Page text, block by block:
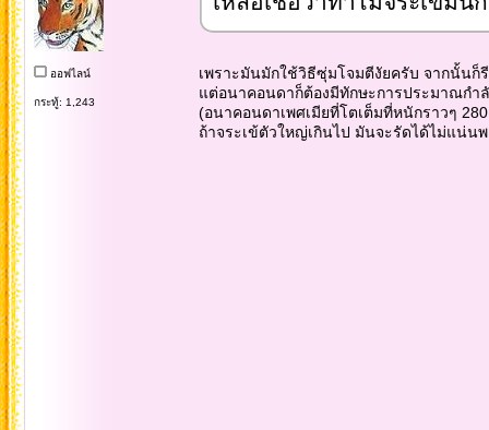
ออฟไลน์
กระทู้: 1,243
เพราะมันมักใช้วิธีซุ่มโจมตีงัยครับ จากนั้นก็
แต่อนาคอนดาก็ต้องมีทักษะการประมาณกำ
(อนาคอนดาเพศเมียที่โตเต็มที่หนักราวๆ
ถ้าจระเข้ตัวใหญ่เกินไป มันจะรัดได้ไม่แน่น